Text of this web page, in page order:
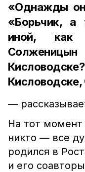
«Однажды он
«Борьчик, а
иной, как
Кисловодске,
—
На тот момент
никто — все
родился в
и его